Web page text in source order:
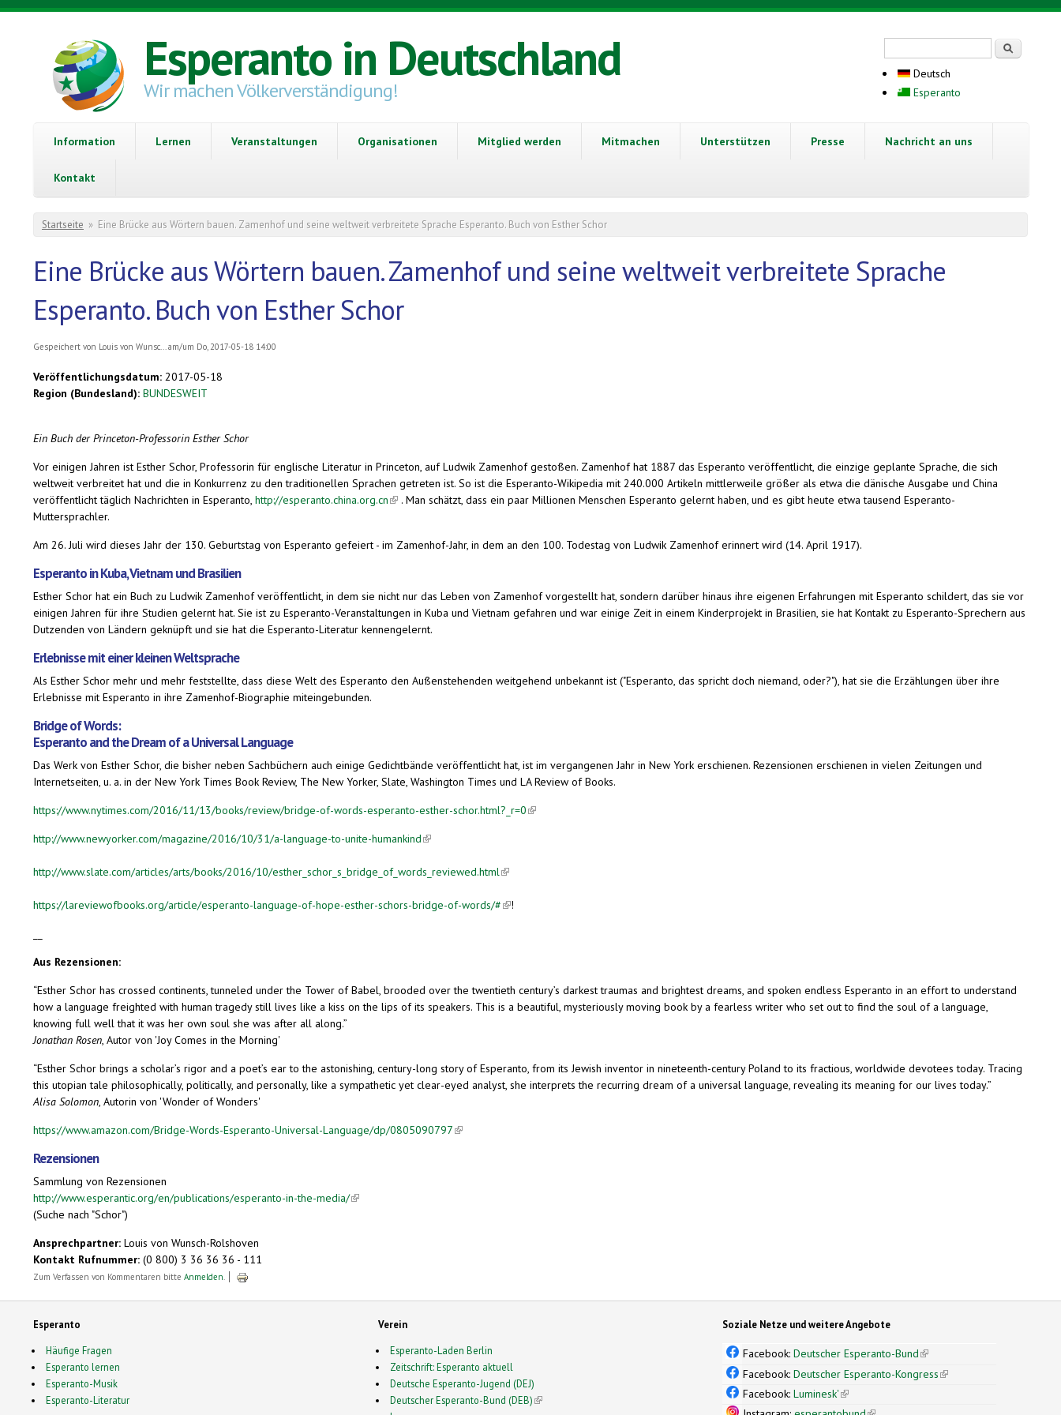
Direkt zum Inhalt
Esperanto in Deutschland
Wir machen Völkerverständigung!
Deutsch
Esperanto
Information Lernen Veranstaltungen Organisationen Mitglied werden Mitmachen Unterstützen Presse Nachricht an uns
Kontakt
Sie sind hier
Startseite » Eine Brücke aus Wörtern bauen. Zamenhof und seine weltweit verbreitete Sprache Esperanto. Buch von Esther Schor
Eine Brücke aus Wörtern bauen. Zamenhof und seine weltweit verbreitete Sprache
Esperanto. Buch von Esther Schor
Gespeichert von Louis von Wunsc...am/um Do, 2017-05-18 14:00
Veröffentlichungsdatum: 2017-05-18
Region (Bundesland): BUNDESWEIT
Ein Buch der Princeton-Professorin Esther Schor
Vor einigen Jahren ist Esther Schor, Professorin für englische Literatur in Princeton, auf Ludwik Zamenhof gestoßen. Zamenhof hat 1887 das Esperanto veröffentlicht, die einzige geplante Sprache, die sich
weltweit verbreitet hat und die in Konkurrenz zu den traditionellen Sprachen getreten ist. So ist die Esperanto-Wikipedia mit 240.000 Artikeln mittlerweile größer als etwa die dänische Ausgabe und China
veröffentlicht täglich Nachrichten in Esperanto, http://esperanto.china.org.cn(link is external)
. Man schätzt, dass ein paar Millionen Menschen Esperanto gelernt haben, und es gibt heute etwa tausend Esperanto-
Muttersprachler.
Am 26. Juli wird dieses Jahr der 130. Geburtstag von Esperanto gefeiert - im Zamenhof-Jahr, in dem an den 100. Todestag von Ludwik Zamenhof erinnert wird (14. April 1917).
Esperanto in Kuba, Vietnam und Brasilien
Esther Schor hat ein Buch zu Ludwik Zamenhof veröffentlicht, in dem sie nicht nur das Leben von Zamenhof vorgestellt hat, sondern darüber hinaus ihre eigenen Erfahrungen mit Esperanto schildert, das sie vor
einigen Jahren für ihre Studien gelernt hat. Sie ist zu Esperanto-Veranstaltungen in Kuba und Vietnam gefahren und war einige Zeit in einem Kinderprojekt in Brasilien, sie hat Kontakt zu Esperanto-Sprechern aus
Dutzenden von Ländern geknüpft und sie hat die Esperanto-Literatur kennengelernt.
Erlebnisse mit einer kleinen Weltsprache
Als Esther Schor mehr und mehr feststellte, dass diese Welt des Esperanto den Außenstehenden weitgehend unbekannt ist ("Esperanto, das spricht doch niemand, oder?"), hat sie die Erzählungen über ihre
Erlebnisse mit Esperanto in ihre Zamenhof-Biographie miteingebunden.
Bridge of Words:
Esperanto and the Dream of a Universal Language
Das Werk von Esther Schor, die bisher neben Sachbüchern auch einige Gedichtbände veröffentlicht hat, ist im vergangenen Jahr in New York erschienen. Rezensionen erschienen in vielen Zeitungen und
Internetseiten, u. a. in der New York Times Book Review, The New Yorker, Slate, Washington Times und LA Review of Books.
https://www.nytimes.com/2016/11/13/books/review/bridge-of-words-esperanto-esther-schor.html?_r=0(link is external)
http://www.newyorker.com/magazine/2016/10/31/a-language-to-unite-humankind(link is external)
http://www.slate.com/articles/arts/books/2016/10/esther_schor_s_bridge_of_words_reviewed.html(link is external)
https://lareviewofbooks.org/article/esperanto-language-of-hope-esther-schors-bridge-of-words/#(link is external)
!
Aus Rezensionen:
“Esther Schor has crossed continents, tunneled under the Tower of Babel, brooded over the twentieth century’s darkest traumas and brightest dreams, and spoken endless Esperanto in an effort to understand
how a language freighted with human tragedy still lives like a kiss on the lips of its speakers. This is a beautiful, mysteriously moving book by a fearless writer who set out to find the soul of a language,
knowing full well that it was her own soul she was after all along.”
Jonathan Rosen, Autor von 'Joy Comes in the Morning'
“Esther Schor brings a scholar’s rigor and a poet’s ear to the astonishing, century-long story of Esperanto, from its Jewish inventor in nineteenth-century Poland to its fractious, worldwide devotees today. Tracing
this utopian tale philosophically, politically, and personally, like a sympathetic yet clear-eyed analyst, she interprets the recurring dream of a universal language, revealing its meaning for our lives today.”
Alisa Solomon, Autorin von 'Wonder of Wonders'
https://www.amazon.com/Bridge-Words-Esperanto-Universal-Language/dp/0805090797(link is external)
Rezensionen
Sammlung von Rezensionen
http://www.esperantic.org/en/publications/esperanto-in-the-media/(link is external)
(Suche nach "Schor")
Ansprechpartner: Louis von Wunsch-Rolshoven
Kontakt Rufnummer: (0 800) 3 36 36 36 - 111
Zum Verfassen von Kommentaren bitte Anmelden.
Esperanto
Häufige Fragen
Esperanto lernen
Esperanto-Musik
Esperanto-Literatur
Verein
Esperanto-Laden Berlin
Zeitschrift: Esperanto aktuell
Deutsche Esperanto-Jugend (DEJ)
Deutscher Esperanto-Bund (DEB)(link is external)
Soziale Netze und weitere Angebote
Facebook:Deutscher Esperanto-Bund(link is external)
Facebook:Deutscher Esperanto-Kongress(link is external)
Facebook:Luminesk'(link is external)